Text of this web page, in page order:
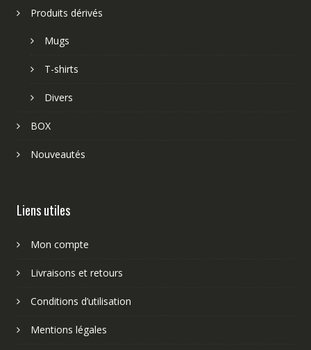
Produits dérivés
Mugs
T-shirts
Divers
BOX
Nouveautés
Liens utiles
Mon compte
Livraisons et retours
Conditions d’utilisation
Mentions légales